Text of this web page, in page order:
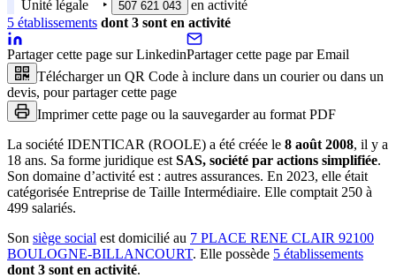
Unité légale ‣ 507 621 043
en activité
5 établissements dont 3 sont en activité
Partager cette page sur LinkedinPartager cette page par Email
Télécharger un QR Code à inclure dans un courier ou dans un
devis, pour partager cette page
Imprimer cette page ou la sauvegarder au format PDF
La société IDENTICAR (ROOLE) a été créée le 8 août 2008, il y a
18 ans. Sa forme juridique est SAS, société par actions simplifiée.
Son domaine d’activité est : autres assurances. En 2023, elle était
catégorisée Entreprise de Taille Intermédiaire. Elle comptait 250 à
499 salariés.
Son siège social est domicilié au 7 PLACE RENE CLAIR 92100
BOULOGNE-BILLANCOURT. Elle possède 5 établissements
dont 3 sont en activité.